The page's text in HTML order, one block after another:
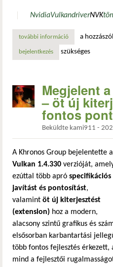
NvidiaVulkandriverNVK
további információa mesa nvk
a
bejelentkezés szükséges
Megjelent
– öt új
fontos
Beküldte kami911 -
A Khronos Group bejelentette a
Vulkan 1.4.330 verzióját,
ezúttal több apró specifikációs
javítást és pontosítást,
valamint öt új kiterjesztést
(extension) hoz a modern,
alacsony szintű grafikus és
elsősorban karbantartási
több fontos fejlesztés
mind a fejlesztői